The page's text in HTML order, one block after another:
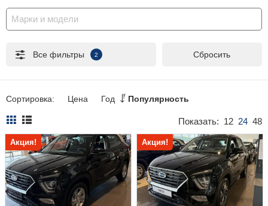
УСЛУГИ
Сравнение
Личный кабинет
Марки и модели
Все фильтры 2 Сбросить
Сортировка: Цена Год Популярность
Показать: 12 24 48
Акция! Акция!